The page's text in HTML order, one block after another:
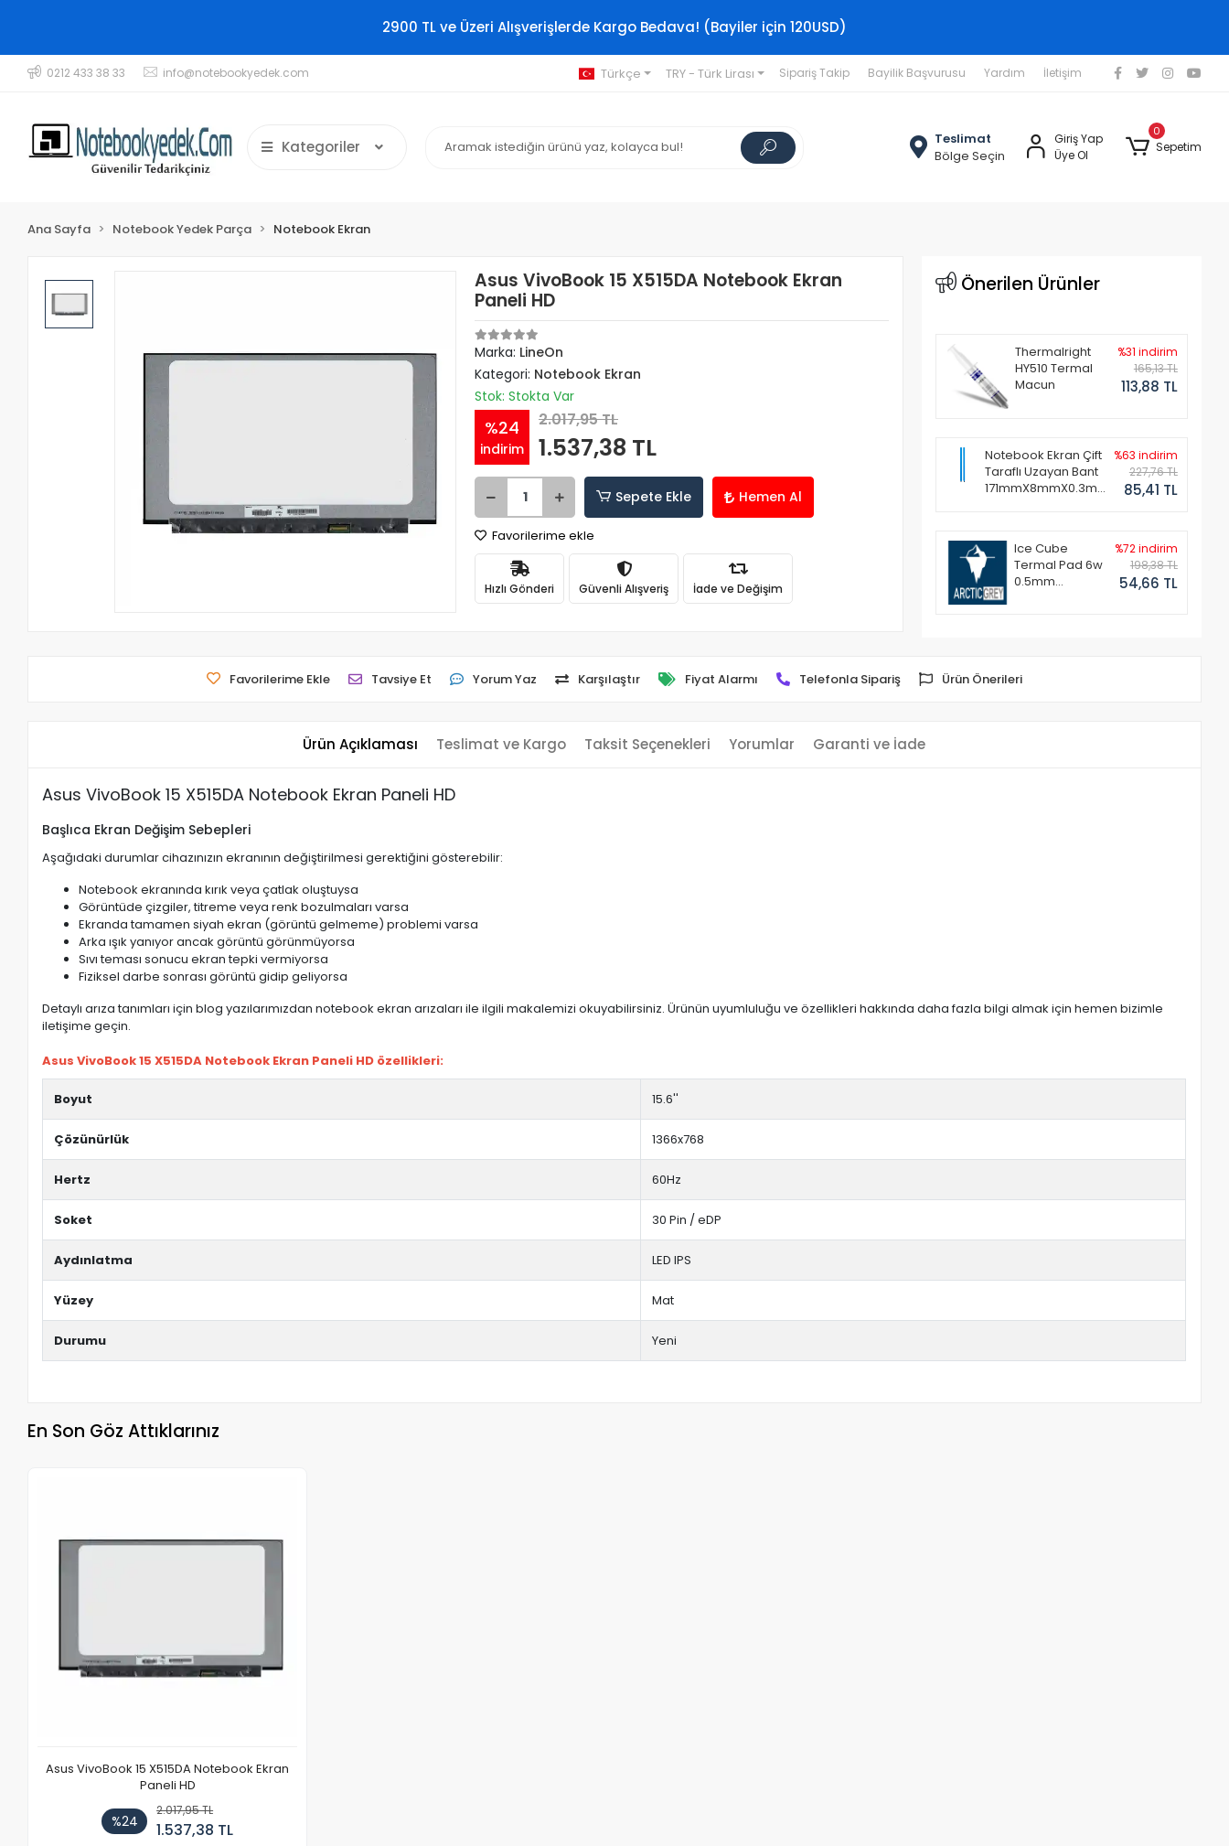
2900 TL ve Üzeri Alışverişlerde Kargo Bedava! (Bayiler için 120USD)
0212 433 38 33 info@notebookyedek.com Türkçe TRY - Türk Lirası Sipariş Takip Bayilik Başvurusu Yardım İletişim
Kategoriler
Teslimat
Bölge Seçin
Giriş Yap
Üye Ol
0
Sepetim
Ana Sayfa Notebook Yedek Parça Notebook Ekran
Asus VivoBook 15 X515DA Notebook Ekran
Paneli HD
Marka: LineOn
Kategori: Notebook Ekran
Stok: Stokta Var
%24
indirim
2.017,95 TL
1.537,38 TL
Sepete Ekle Hemen Al
Favorilerime ekle
Hızlı Gönderi Güvenli Alışveriş İade ve Değişim
Önerilen Ürünler
Thermalright
HY510 Termal
Macun
%31 indirim
165,13 TL
113,88 TL
Notebook Ekran Çift
Taraflı Uzayan Bant
171mmX8mmX0.3mm
%63 indirim
227,76 TL
85,41 TL
Ice Cube
Termal Pad 6w
0.5mm
%72 indirim
198,38 TL
54,66 TL
Favorilerime Ekle Tavsiye Et Yorum Yaz Karşılaştır Fiyat Alarmı Telefonla Sipariş Ürün Önerileri
Ürün Açıklaması Teslimat ve Kargo Taksit Seçenekleri Yorumlar Garanti ve İade
Asus VivoBook 15 X515DA Notebook Ekran Paneli HD
Başlıca Ekran Değişim Sebepleri
Aşağıdaki durumlar cihazınızın ekranının değiştirilmesi gerektiğini gösterebilir:
Notebook ekranında kırık veya çatlak oluştuysa
Görüntüde çizgiler, titreme veya renk bozulmaları varsa
Ekranda tamamen siyah ekran (görüntü gelmeme) problemi varsa
Arka ışık yanıyor ancak görüntü görünmüyorsa
Sıvı teması sonucu ekran tepki vermiyorsa
Fiziksel darbe sonrası görüntü gidip geliyorsa
Detaylı arıza tanımları için blog yazılarımızdan notebook ekran arızaları ile ilgili makalemizi okuyabilirsiniz. Ürünün uyumluluğu ve özellikleri hakkında daha fazla bilgi almak için hemen bizimle
iletişime geçin.
Asus VivoBook 15 X515DA Notebook Ekran Paneli HD özellikleri:
Boyut 15.6''
Çözünürlük 1366x768
Hertz 60Hz
Soket 30 Pin / eDP
Aydınlatma LED IPS
Yüzey Mat
Durumu Yeni
En Son Göz Attıklarınız
Asus VivoBook 15 X515DA Notebook Ekran
Paneli HD
%24
2.017,95 TL
1.537,38 TL